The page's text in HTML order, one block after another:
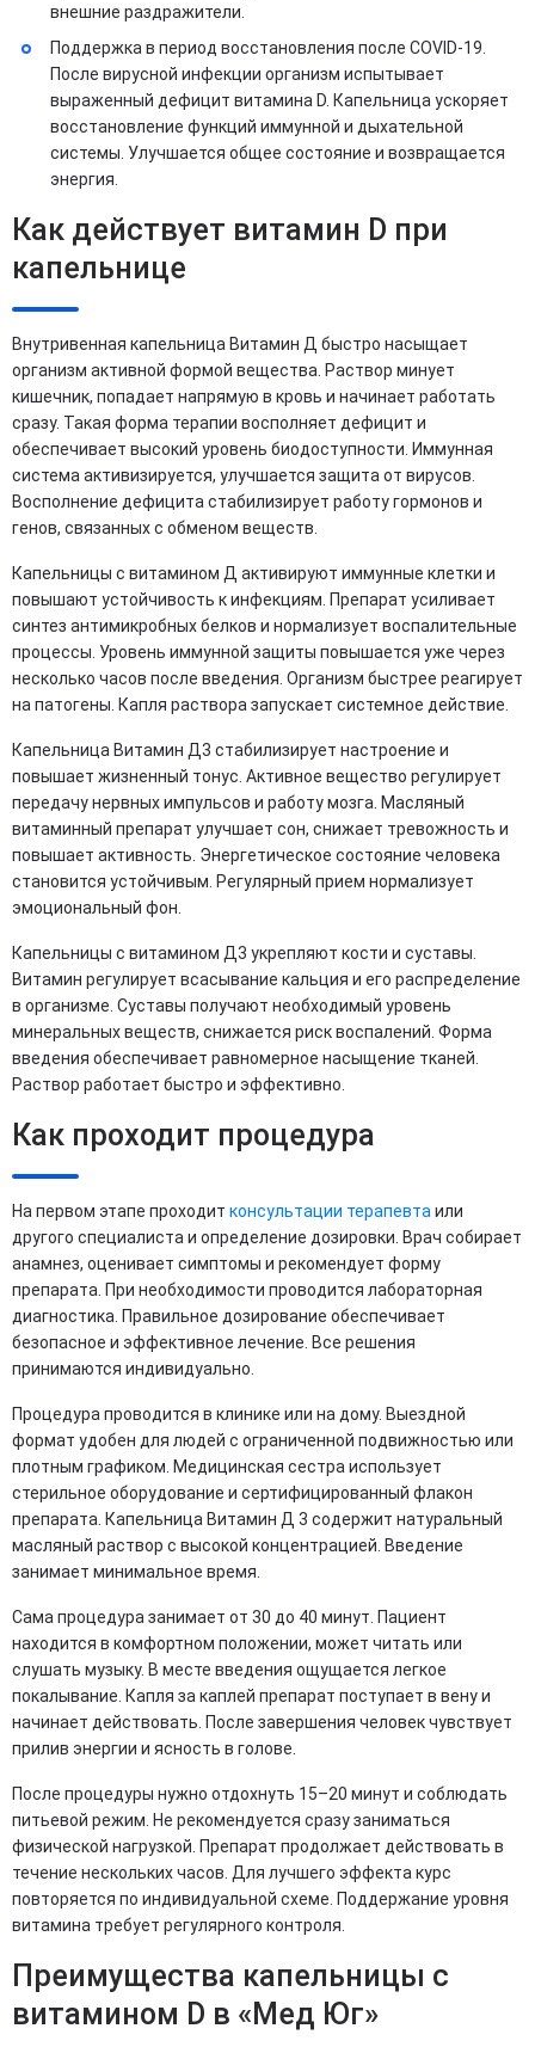
внешние раздражители.
Поддержка в период восстановления после COVID-19.
После вирусной инфекции организм испытывает
выраженный дефицит витамина D. Капельница ускоряет
восстановление функций иммунной и дыхательной
системы. Улучшается общее состояние и возвращается
энергия.
Как действует витамин D при
капельнице
Внутривенная капельница Витамин Д быстро насыщает
организм активной формой вещества. Раствор минует
кишечник, попадает напрямую в кровь и начинает работать
сразу. Такая форма терапии восполняет дефицит и
обеспечивает высокий уровень биодоступности. Иммунная
система активизируется, улучшается защита от вирусов.
Восполнение дефицита стабилизирует работу гормонов и
генов, связанных с обменом веществ.
Капельницы с витамином Д активируют иммунные клетки и
повышают устойчивость к инфекциям. Препарат усиливает
синтез антимикробных белков и нормализует воспалительные
процессы. Уровень иммунной защиты повышается уже через
несколько часов после введения. Организм быстрее реагирует
на патогены. Капля раствора запускает системное действие.
Капельница Витамин Д3 стабилизирует настроение и
повышает жизненный тонус. Активное вещество регулирует
передачу нервных импульсов и работу мозга. Масляный
витаминный препарат улучшает сон, снижает тревожность и
повышает активность. Энергетическое состояние человека
становится устойчивым. Регулярный прием нормализует
эмоциональный фон.
Капельницы с витамином Д3 укрепляют кости и суставы.
Витамин регулирует всасывание кальция и его распределение
в организме. Суставы получают необходимый уровень
минеральных веществ, снижается риск воспалений. Форма
введения обеспечивает равномерное насыщение тканей.
Раствор работает быстро и эффективно.
Как проходит процедура
На первом этапе проходит консультации терапевта или
другого специалиста и определение дозировки. Врач собирает
анамнез, оценивает симптомы и рекомендует форму
препарата. При необходимости проводится лабораторная
диагностика. Правильное дозирование обеспечивает
безопасное и эффективное лечение. Все решения
принимаются индивидуально.
Процедура проводится в клинике или на дому. Выездной
формат удобен для людей с ограниченной подвижностью или
плотным графиком. Медицинская сестра использует
стерильное оборудование и сертифицированный флакон
препарата. Капельница Витамин Д 3 содержит натуральный
масляный раствор с высокой концентрацией. Введение
занимает минимальное время.
Сама процедура занимает от 30 до 40 минут. Пациент
находится в комфортном положении, может читать или
слушать музыку. В месте введения ощущается легкое
покалывание. Капля за каплей препарат поступает в вену и
начинает действовать. После завершения человек чувствует
прилив энергии и ясность в голове.
После процедуры нужно отдохнуть 15–20 минут и соблюдать
питьевой режим. Не рекомендуется сразу заниматься
физической нагрузкой. Препарат продолжает действовать в
течение нескольких часов. Для лучшего эффекта курс
повторяется по индивидуальной схеме. Поддержание уровня
витамина требует регулярного контроля.
Преимущества капельницы с
витамином D в «Мед Юг»